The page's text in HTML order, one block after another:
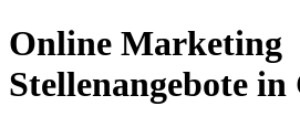
Online Marketing
Stellenangebote